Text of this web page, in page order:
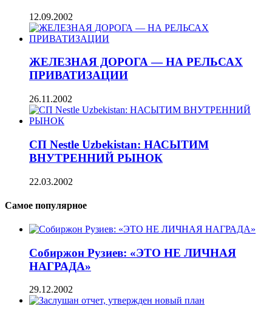
12.09.2002
ЖЕЛЕЗНАЯ ДОРОГА — НА РЕЛЬСАХ
ПРИВАТИЗАЦИИ
26.11.2002
СП Nestle Uzbekistan: НАСЫТИМ
ВНУТРЕННИЙ РЫНОК
22.03.2002
Самое популярное
Собиржон Рузиев: «ЭТО НЕ ЛИЧНАЯ
НАГРАДА»
29.12.2002